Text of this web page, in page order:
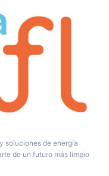
soluciones de energía
de un futuro más limpio